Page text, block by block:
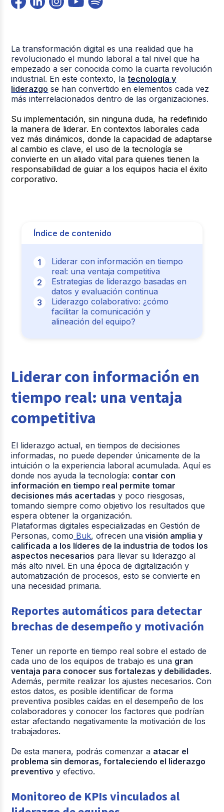
La transformación digital es una realidad que ha
revolucionado el mundo laboral a tal nivel que ha
empezado a ser conocida como la cuarta revolución
industrial. En este contexto, la tecnología y
liderazgo se han convertido en elementos cada vez
más interrelacionados dentro de las organizaciones.
Su implementación, sin ninguna duda, ha redefinido
la manera de liderar. En contextos laborales cada
vez más dinámicos, donde la capacidad de adaptarse
al cambio es clave, el uso de la tecnología se
convierte en un aliado vital para quienes tienen la
responsabilidad de guiar a los equipos hacia el éxito
corporativo.
Índice de contenido
Liderar con información en tiempo
real: una ventaja competitiva
Estrategias de liderazgo basadas en
datos y evaluación continua
Liderazgo colaborativo: ¿cómo
facilitar la comunicación y
alineación del equipo?
Liderar con información en
tiempo real: una ventaja
competitiva
El liderazgo actual, en tiempos de decisiones
informadas, no puede depender únicamente de la
intuición o la experiencia laboral acumulada. Aquí es
donde nos ayuda la tecnología: contar con
información en tiempo real permite tomar
decisiones más acertadas y poco riesgosas,
tomando siempre como objetivo los resultados que
espera obtener la organización.
Plataformas digitales especializadas en Gestión de
Personas, como Buk, ofrecen una visión amplia y
calificada a los líderes de la industria de todos los
aspectos necesarios para llevar su liderazgo al
más alto nivel. En una época de digitalización y
automatización de procesos, esto se convierte en
una necesidad primaria.
Reportes automáticos para detectar
brechas de desempeño y motivación
Tener un reporte en tiempo real sobre el estado de
cada uno de los equipos de trabajo es una gran
ventaja para conocer sus fortalezas y debilidades.
Además, permite realizar los ajustes necesarios. Con
estos datos, es posible identificar de forma
preventiva posibles caídas en el desempeño de los
colaboradores y conocer los factores que podrían
estar afectando negativamente la motivación de los
trabajadores.
De esta manera, podrás comenzar a atacar el
problema sin demoras, fortaleciendo el liderazgo
preventivo y efectivo.
Monitoreo de KPIs vinculados al